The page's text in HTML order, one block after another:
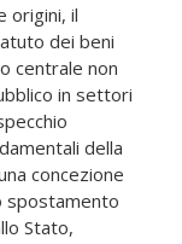
origini, il
dei beni
centrale non
in settori
della
concezione
spostamento
Stato,